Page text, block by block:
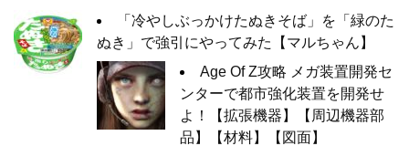
「冷やしぶっかけたぬきそば」を「緑のた
ぬき」で強引にやってみた【マルちゃん】
Age Of Z攻略 メガ装置開発セ
ンターで都市強化装置を開発せ
よ！【拡張機器】【周辺機器部
品】【材料】【図面】